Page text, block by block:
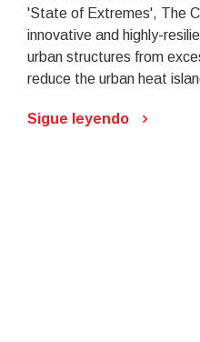
'State of Extremes', The
innovative and highly-
urban structures from
reduce the urban heat
Sigue leyendo